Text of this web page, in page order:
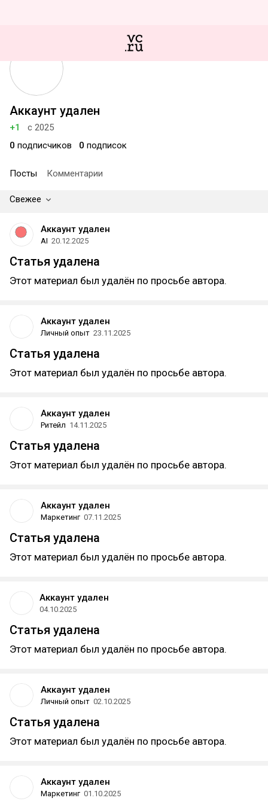
Аккаунт удален
+1
с 2025
0 подписчиков 0 подписок
Посты Комментарии
Свежее
Аккаунт удален
AI 20.12.2025
Статья удалена
Этот материал был удалён по просьбе автора.
Аккаунт удален
Личный опыт 23.11.2025
Статья удалена
Этот материал был удалён по просьбе автора.
Аккаунт удален
Ритейл 14.11.2025
Статья удалена
Этот материал был удалён по просьбе автора.
Аккаунт удален
Маркетинг 07.11.2025
Статья удалена
Этот материал был удалён по просьбе автора.
Аккаунт удален
04.10.2025
Статья удалена
Этот материал был удалён по просьбе автора.
Аккаунт удален
Личный опыт 02.10.2025
Статья удалена
Этот материал был удалён по просьбе автора.
Аккаунт удален
Маркетинг 01.10.2025